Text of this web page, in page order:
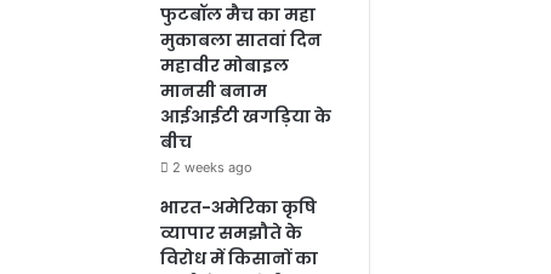
फुटबॉल मैच का महा
मुकाबला सातवां दिन
महावीर मोबाइल
मानसी बनाम
आईआईटी खगड़िया के
बीच
2 weeks ago
भारत-अमेरिका कृषि
व्यापार समझौते के
विरोध में किसानों का